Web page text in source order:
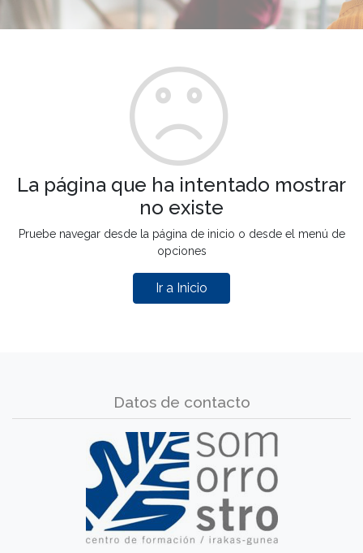
La página que ha intentado mostrar
no existe
Pruebe navegar desde la página de inicio o desde el menú de
opciones
Ir a Inicio
Datos de contacto